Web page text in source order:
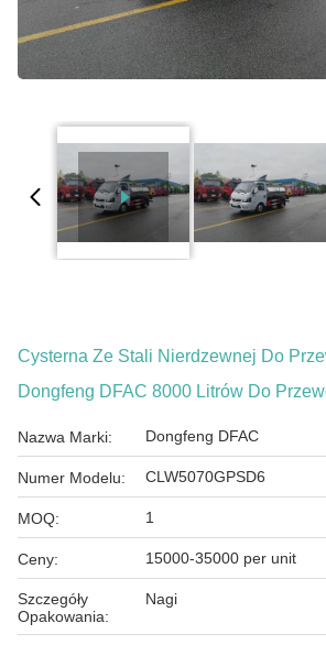
Cysterna Ze Stali Nierdzewnej Do
Dongfeng DFAC 8000 Litrów Do
Nazwa Marki: Dongfeng DFAC
Numer Modelu: CLW5070GPSD6
MOQ: 1
Ceny: 15000-35000 per unit
Szczegóły
Opakowania:
Nagi